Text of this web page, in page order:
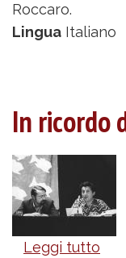
Roccaro.
Lingua Italiano
In ricordo
Leggi tutto